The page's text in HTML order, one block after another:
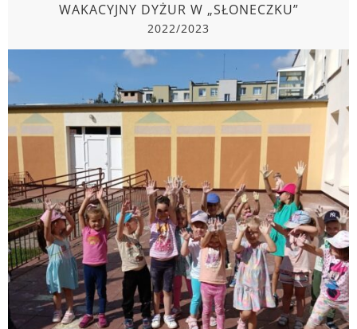
WAKACYJNY DYŻUR W „SŁONECZKU”
2022/2023
WAKACYJNY DYŻUR W „SŁONECZKU”
2022/2023